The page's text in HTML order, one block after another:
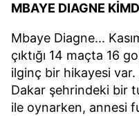
MBAYE DIAGNE
Mbaye Diagne...
çıktığı 14 maçta 16
ilginç bir hikayesi var.
Dakar şehrindeki bir
ile oynarken, annesi